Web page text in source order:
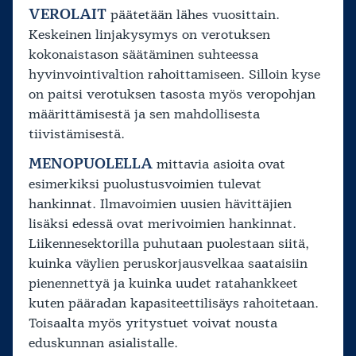
VEROLAIT päätetään lähes vuosittain.
Keskeinen linjakysymys on verotuksen
kokonaistason säätäminen suhteessa
hyvinvointivaltion rahoittamiseen. Silloin kyse
on paitsi verotuksen tasosta myös veropohjan
määrittämisestä ja sen mahdollisesta
tiivistämisestä.
MENOPUOLELLA mittavia asioita ovat
esimerkiksi puolustusvoimien tulevat
hankinnat. Ilmavoimien uusien hävittäjien
lisäksi edessä ovat merivoimien hankinnat.
Liikennesektorilla puhutaan puolestaan siitä,
kuinka väylien peruskorjausvelkaa saataisiin
pienennettyä ja kuinka uudet ratahankkeet
kuten pääradan kapasiteettilisäys rahoitetaan.
Toisaalta myös yritystuet voivat nousta
eduskunnan asialistalle.